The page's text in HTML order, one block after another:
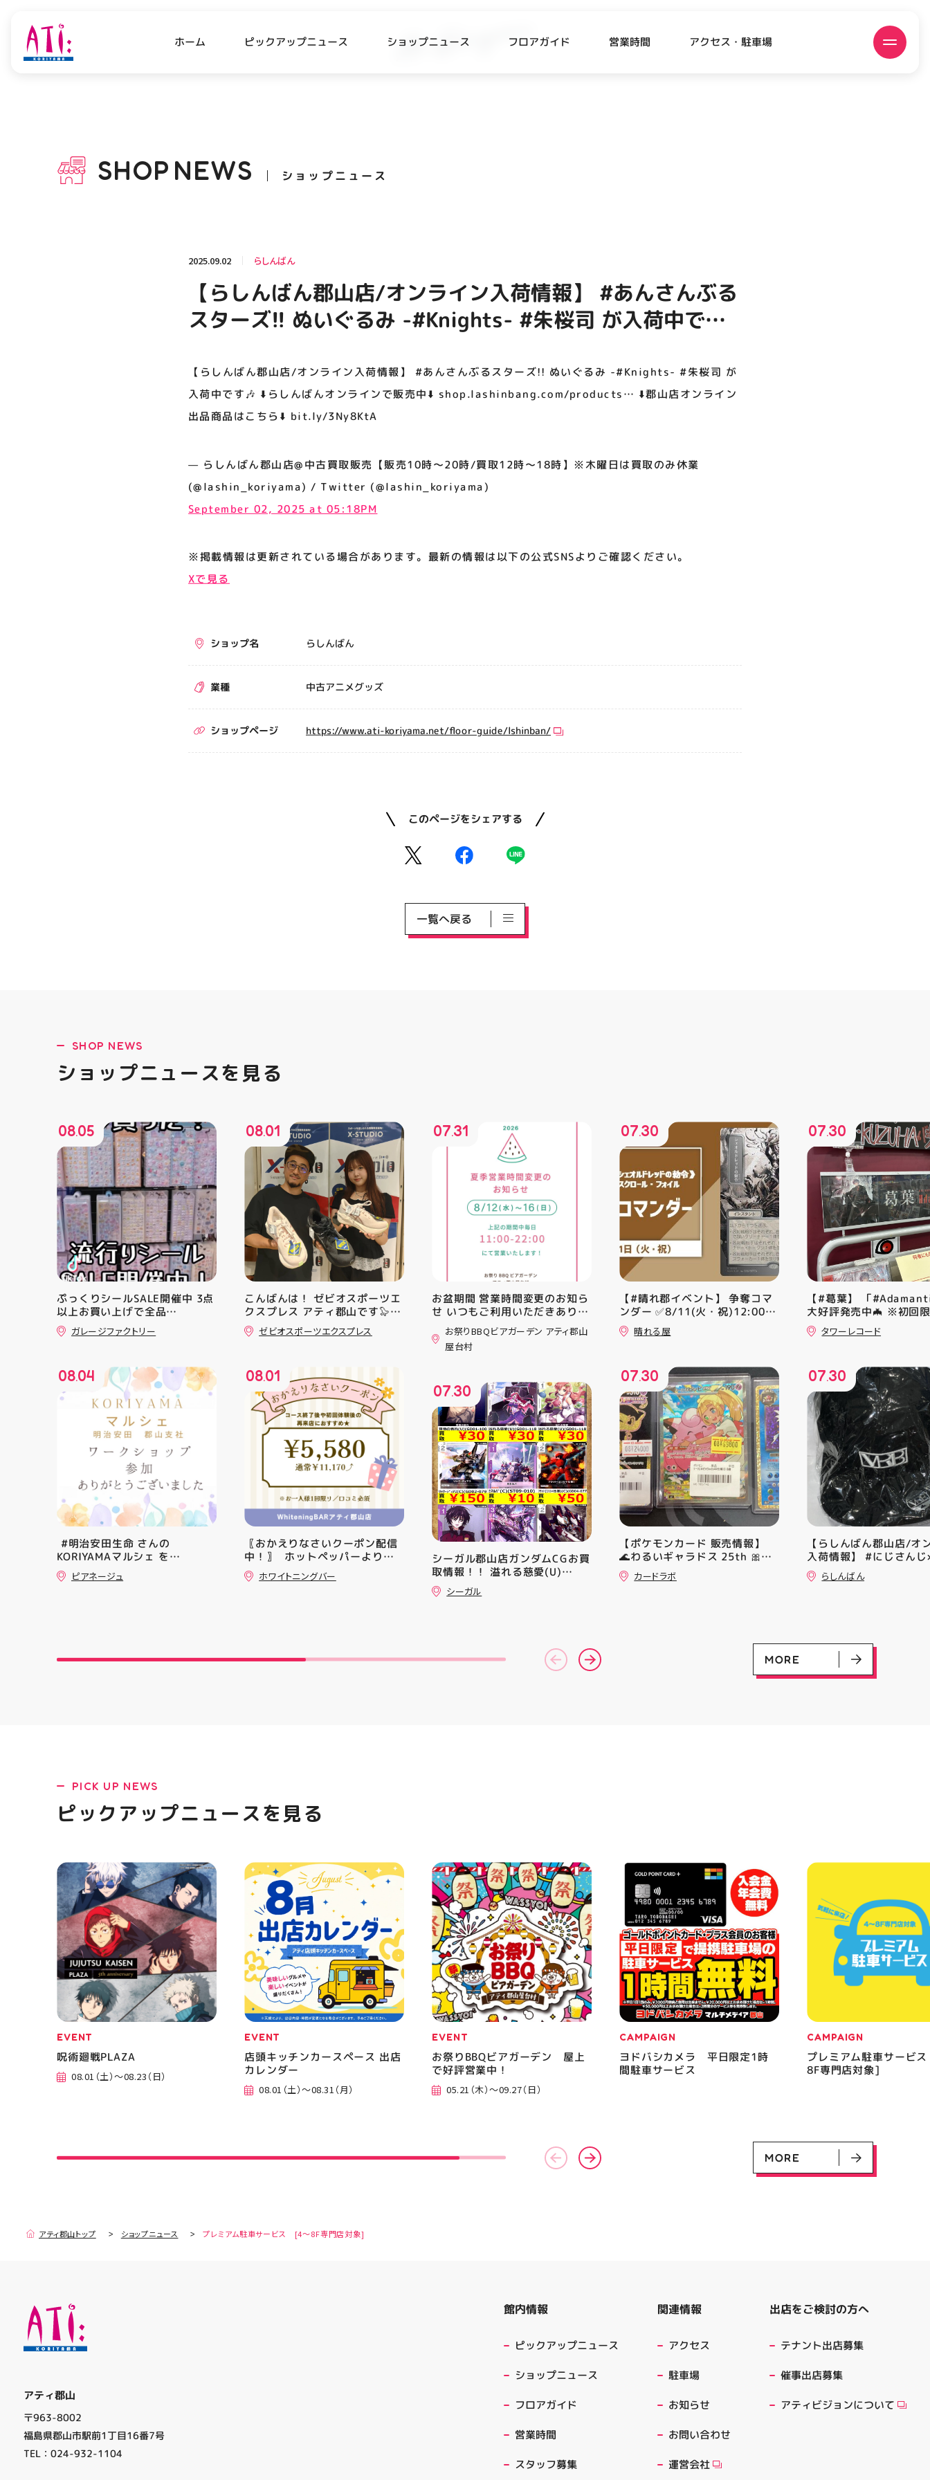
ホーム ピックアップニュース ショップニュース フロアガイド 営業時間 アクセス・駐車場
テナント出店募集
催事出店募集 EVENT
呪術廻戦PLAZA
EVENT
店頭キッチンカースペース 出店
カレンダー
EVENT
お祭りBBQビアガーデン 屋上
で好評営業中！
CAMPAIGN
ヨドバシカメラ 平日限定1時
間駐車サービス
CAMPAIGN
プレミアム駐車サービス [4～
8F専門店対象]
SHOP NEWS ショップニュース
2025.09.02 らしんばん
【らしんばん郡山店/オンライン入荷情報】 #あんさんぶる
スターズ!! ぬいぐるみ -#Knights- #朱桜司 が入荷中です
shop.lashinbang.com/products… ⬇️郡山店オンライン出
品商品はこちら⬇️ bit.ly/3Ny8KtA
【らしんばん郡山店/オンライン入荷情報】 #あんさんぶるスターズ!! ぬいぐるみ -#Knights- #朱桜司 が
入荷中です🎶 ⬇️らしんばんオンラインで販売中⬇️ shop.lashinbang.com/products… ⬇️郡山店オンライン
出品商品はこちら⬇️ bit.ly/3Ny8KtA
— らしんばん郡山店@中古買取販売【販売10時～20時/買取12時～18時】※木曜日は買取のみ休業
(@lashin_koriyama) / Twitter (@lashin_koriyama)
September 02, 2025 at 05:18PM
※掲載情報は更新されている場合があります。最新の情報は以下の公式SNSよりご確認ください。
Xで見る
ショップ名 らしんばん
業種 中古アニメグッズ
ショップページ https://www.ati-koriyama.net/floor-guide/lshinban/
このページをシェアする
一覧へ戻る
SHOP NEWS
ショップニュースを見る
08.05
ぷっくりシールSALE開催中 3点
以上お買い上げで全品
10%OFF!! ️1枚売りのステッカ
ーは対象外️ かなりお買い得です
ールを 買ってみてくださいね
郡山駅前 アティ郡山4F “ガレー
ジファクトリー”へ遊びに来てね️‍️‍️‍
#福島 #郡山 #郡山駅前 #雑貨
屋 #シル活
ガレージファクトリー
08.04
⁡ #明治安田生命 さんの
KORIYAMAマルシェ を
@hic20240729 HICさんにお誘
い頂き参加させて頂きました。 ⁡
ピアネージュ
08.01
こんばんは！ ゼビオスポーツエ
クスプレス アティ郡山です🦭
・ ★本日のラジオ★は アシッ
クスからランニングシューズ
反発性に優れた「FF TURBO
SQUARED」を新搭載し、推進力
を向上させました！
☆ASICSGRIPを前足部に追加
し、グリップ力を向上させまし
た！ ☆市場トレンドの反発性と
クッション性を表したデザイン
と優れた通気性を兼ね備えた
「エンジニアードウーブンアッ
パー」を搭載しました！ ・ 長
距離をカジュアルに走りたい方
や仕事履き、夏のお出かけで長
距離歩く方向けのクッションシ
ューズになっています 人気ラン
ニングシューズの最新作になり
ます！ ・ 気になる方は是非、
ゼビオスポーツエクスプレス
08.01
〖おかえりなさいクーポン配信
中！〗 ⁡ ホットペッパーより通
常￥11,170······▸ ￥5️⃣,5️⃣8️⃣0️⃣
のお得なクーポン配信中です★ ⁡
ます️ #ホワイトニンク #ホワイ
ホワイトニングバー
07.31
お盆期間 営業時間変更のお知ら
せ いつもご利用いただきありが
とうございます！ 8月12日
(水)〜8月16日(日) は、 営業時
間を変更して営業いたします
みいただけます ご家族とのお食
事やご友人との集まり、夏休み
のお出かけにもぴったり！ 屋台
グルメとBBQを一緒に楽しめる
「お祭りBBQビアガーデン」
で、夏の思い出を作りません
か？ 皆さまのご来店をスタッフ
一同、心よりお待ちしておりま
す お祭りBBQビアガーデン ア
ティ郡山屋台村
━━━━━━━━━━━━━━
━ ご予約・詳細はプロフィール
━━━━━━━━━━━━━━
━ #アティ郡山 #郡山 #郡山グ
ルメ #郡山BBQ #ビアガーデン
#お祭りBBQ #屋台グルメ #手
お祭りBBQビアガーデン アティ郡山
屋台村
07.30
シーガル郡山店ガンダムCGお買
取情報！！ 溢れる慈愛(U)
(GD01-118) ￥30 覚悟の表れ
(U)(GD01-100) ￥30 ﾌﾗｯﾄ(ﾐﾘ
シーガル
07.30
【#晴れ郡イベント】 争奪コマ
ンダー ✅8/11(火・祝)12:00~
⚔️イベント構成⚔️ スイスドロー
+決勝ラウンド 🏆賞品一覧🏆
レッドの勅令》シルバースクロ
ール・Foil×1枚 2-4位：
2,000pt 5-8位：1,000pt ご参
加お待ちしております！✨
晴れる屋
07.30
【ポケモンカード 販売情報】
🌊わるいギャラドス 25th 🎀リ
ーリエのピッピex 🔮ミュウ
vmax UR 入荷いたしました✨✨
カードラボ
07.30
【#葛葉】 「
大好評発売中🦇 ※初回
A、Bは店頭分在庫切れ
す🙇‍♀️ 発売を記念したコ
ー掲出 ♦️特別レシート
盤をご購入の方には リ
念レプリカチケットを
▼お取置きはこちらから
タワーレコード
07.30
【らしんばん郡山店/オ
入荷情報】 #にじさんじ
ERAコラボ #剣持刀也
9TWENTY キャップ が
らしんばん
MORE
PICK UP NEWS
ピックアップニュースを見る
EVENT
呪術廻戦PLAZA
08.01（土）～08.23（日）
EVENT
店頭キッチンカースペース 出店
カレンダー
08.01（土）～08.31（月）
EVENT
お祭りBBQビアガーデン 屋上
で好評営業中！
05.21（木）～09.27（日）
CAMPAIGN
ヨドバシカメラ 平日限定1時
間駐車サービス
CAMPAIGN
プレミアム駐車サービ
8F専門店対象]
MORE
アティ郡山トップ ショップニュース プレミアム駐車サービス [4～8F専門店対象]
アティ郡山
〒963-8002
福島県郡山市駅前1丁目16番7号
TEL：024-932-1104
館内情報
ピックアップニュース
ショップニュース
フロアガイド
営業時間
スタッフ募集
関連情報
アクセス
駐車場
お知らせ
お問い合わせ
運営会社
出店をご検討の方へ
テナント出店募集
催事出店募集
アティビジョンについて